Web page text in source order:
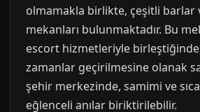
olmamakla birlikte, çeşitli barlar
mekanları bulunmaktadır. Bu
escort hizmetleriyle
zamanlar geçirilmesine olanak
şehir merkezinde, samimi ve
eğlenceli anılar biriktirilebilir.